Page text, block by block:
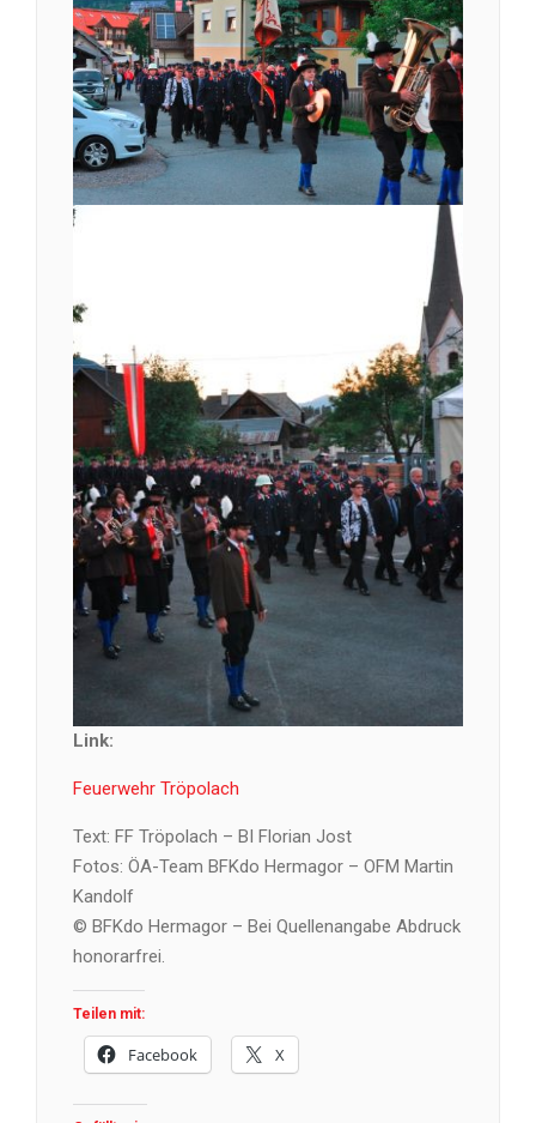
Link:
Feuerwehr Tröpolach
Text: FF Tröpolach – BI Florian Jost
Fotos: ÖA-Team BFKdo Hermagor – OFM Martin
Kandolf
© BFKdo Hermagor – Bei Quellenangabe Abdruck
honorarfrei.
Teilen mit:
Facebook X